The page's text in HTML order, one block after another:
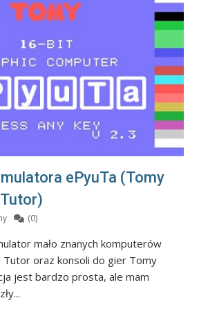
ePyuTa (Tomy
(0)
mało znanych komputerów
Tutor oraz konsoli do gier Tomy
jest bardzo prosta, ale mam